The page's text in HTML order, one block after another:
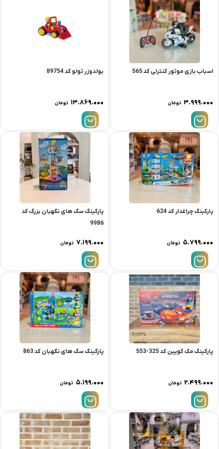
اسباب بازی موتور کنترلی کد 565
۳.۹۹۹.۰۰۰ تومان
بولدوزر تولو کد 89754
۱۳.۸۶۹.۰۰۰ تومان
پارکینگ چراغدار کد 624
۵.۷۹۹.۰۰۰ تومان
پارکینگ سگ های نگهبان بزرگ کد
9986
۷.۱۹۹.۰۰۰ تومان
پارکینگ مک کویین کد 325-553
۲.۴۹۹.۰۰۰ تومان
پارگینگ سگ های نگهبان کد 863
۵.۱۹۹.۰۰۰ تومان